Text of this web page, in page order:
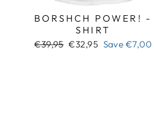
BORSHCH POWER! -
SHIRT
Regular
€39,95 Sale
€32,95 Save €7,00